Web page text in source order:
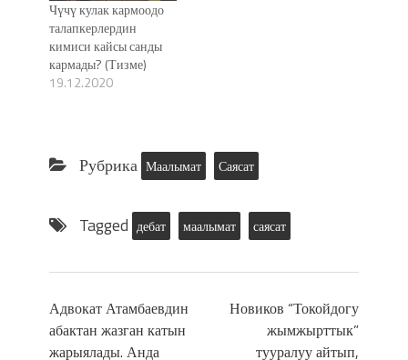
Чүчү кулак кармоодо
талапкерлердин
кимиси кайсы санды
кармады? (Тизме)
19.12.2020
Рубрика Маалымат Саясат
Tagged дебат маалымат саясат
Адвокат Атамбаевдин
абактан жазган катын
жарыялады. Анда
Новиков “Токойдогу
жымжырттык”
тууралуу айтып,